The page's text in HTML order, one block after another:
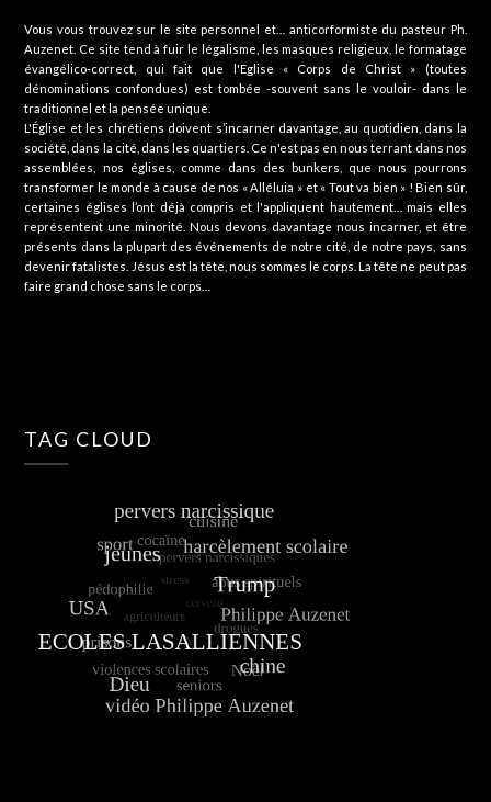
Vous vous trouvez sur le site personnel et… anticorformiste du pasteur Ph.
Auzenet. Ce site tend à fuir le légalisme, les masques religieux, le formatage
évangélico-correct, qui fait que l'Eglise « Corps de Christ » (toutes
dénominations confondues) est tombée -souvent sans le vouloir- dans le
traditionnel et la pensée unique.
L'Église et les chrétiens doivent s’incarner davantage, au quotidien, dans la
société, dans la cité, dans les quartiers. Ce n'est pas en nous terrant dans nos
assemblées, nos églises, comme dans des bunkers, que nous pourrons
transformer le monde à cause de nos « Alléluia » et « Tout va bien » ! Bien sûr,
certaines églises l’ont déjà compris et l'appliquent hautement… mais elles
représentent une minorité. Nous devons davantage nous incarner, et être
présents dans la plupart des événements de notre cité, de notre pays, sans
devenir fatalistes. Jésus est la tête, nous sommes le corps. La tête ne peut pas
faire grand chose sans le corps…
TAG CLOUD